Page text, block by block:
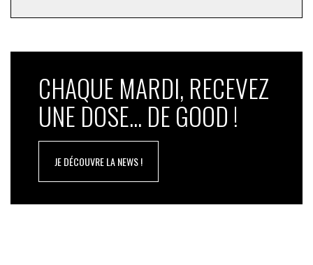
CHAQUE MARDI, RECEVEZ
UNE DOSE... DE GOOD !
JE DÉCOUVRE LA NEWS !